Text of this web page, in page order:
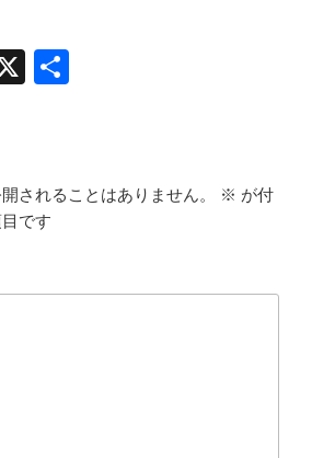
X
されることはありません。 ※ が付
です